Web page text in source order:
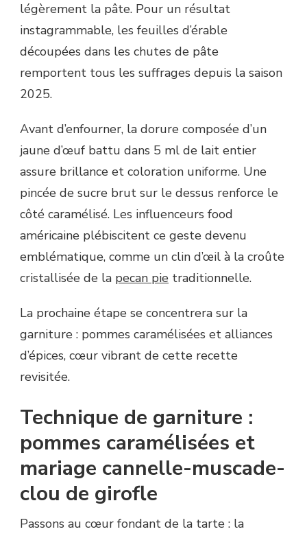
légèrement la pâte. Pour un résultat
instagrammable, les feuilles d’érable
découpées dans les chutes de pâte
remportent tous les suffrages depuis la saison
2025.
Avant d’enfourner, la dorure composée d’un
jaune d’œuf battu dans 5 ml de lait entier
assure brillance et coloration uniforme. Une
pincée de sucre brut sur le dessus renforce le
côté caramélisé. Les influenceurs food
américaine plébiscitent ce geste devenu
emblématique, comme un clin d’œil à la croûte
cristallisée de la pecan pie traditionnelle.
La prochaine étape se concentrera sur la
garniture : pommes caramélisées et alliances
d’épices, cœur vibrant de cette recette
revisitée.
Technique de garniture :
pommes caramélisées et
mariage cannelle-muscade-
clou de girofle
Passons au cœur fondant de la tarte : la